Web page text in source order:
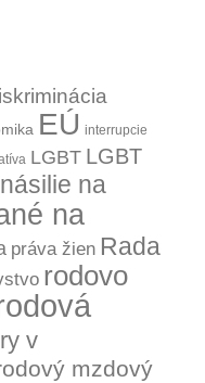
EÚ interrupcie
LGBT LGBT
násilie na
na
práva žien Rada
rodovo
v
mzdový